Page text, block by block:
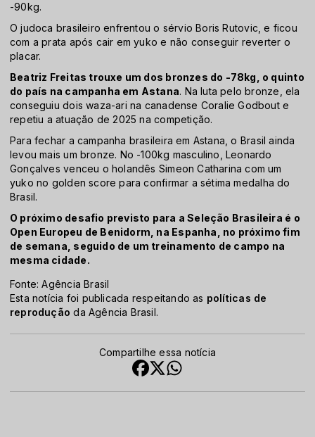
-90kg.
O judoca brasileiro enfrentou o sérvio Boris Rutovic, e ficou
com a prata após cair em yuko e não conseguir reverter o
placar.
Beatriz Freitas trouxe um dos bronzes do -78kg, o quinto
do país na campanha em Astana. Na luta pelo bronze, ela
conseguiu dois waza-ari na canadense Coralie Godbout e
repetiu a atuação de 2025 na competição.
Para fechar a campanha brasileira em Astana, o Brasil ainda
levou mais um bronze. No -100kg masculino, Leonardo
Gonçalves venceu o holandês Simeon Catharina com um
yuko no golden score para confirmar a sétima medalha do
Brasil.
O próximo desafio previsto para a Seleção Brasileira é o
Open Europeu de Benidorm, na Espanha, no próximo fim
de semana, seguido de um treinamento de campo na
mesma cidade.
Fonte: Agência Brasil
Esta notícia foi publicada respeitando as políticas de
reprodução da Agência Brasil.
Compartilhe essa notícia